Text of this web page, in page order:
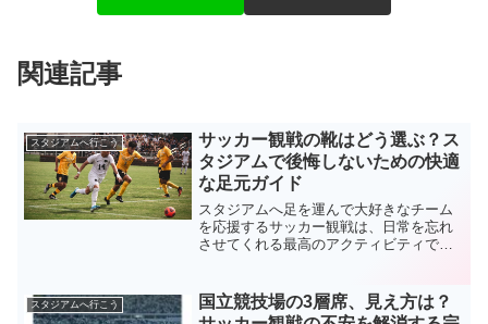
関連記事
スタジアムへ行こう
サッカー観戦の靴はどう選ぶ？ス
タジアムで後悔しないための快適
な足元ガイド
スタジアムへ足を運んで大好きなチーム
を応援するサッカー観戦は、日常を忘れ
させてくれる最高のアクティビティで
としがちなのが「足元の準備」です。サ
ッカー観戦は、自宅でのテレ...
スタジアムへ行こう
国立競技場の3層席、見え方は？